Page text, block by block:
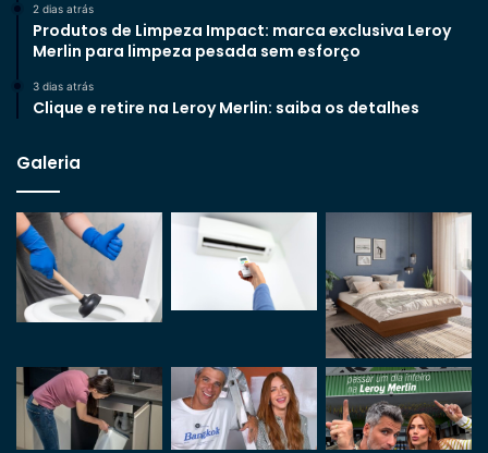
2 dias atrás
Produtos de Limpeza Impact: marca exclusiva Leroy
Merlin para limpeza pesada sem esforço
3 dias atrás
Clique e retire na Leroy Merlin: saiba os detalhes
Galeria